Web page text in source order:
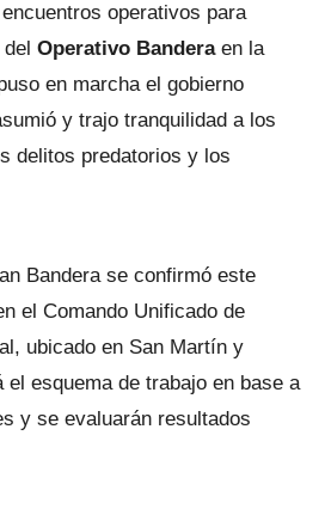
operativos para
Operativo Banderaen la
en marcha el gobierno
y trajo tranquilidad a los
delitos predatorios y los
Bandera se confirmó este
el Comando Unificado de
ubicado en San Martín y
esquema de trabajo en base a
y se evaluarán resultados